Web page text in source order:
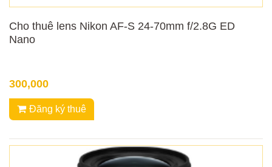
Cho thuê lens Nikon AF-S 24-70mm f/2.8G ED
Nano
300,000
Đăng ký thuê